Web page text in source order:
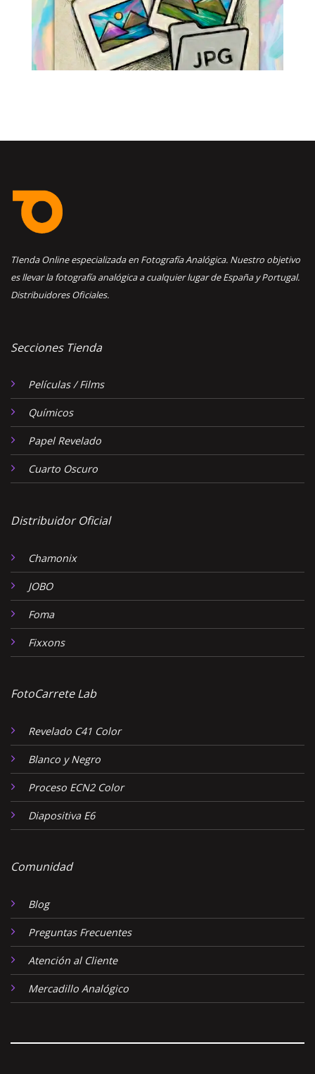
TIenda Online especializada en Fotografía Analógica. Nuestro objetivo
es llevar la fotografía analógica a cualquier lugar de España y Portugal.
Distribuidores Oficiales.
Secciones Tienda
Películas / Films
Químicos
Papel Revelado
Cuarto Oscuro
Distribuidor Oficial
Chamonix
JOBO
Foma
Fixxons
FotoCarrete Lab
Revelado C41 Color
Blanco y Negro
Proceso ECN2 Color
Diapositiva E6
Comunidad
Blog
Preguntas Frecuentes
Atención al Cliente
Mercadillo Analógico